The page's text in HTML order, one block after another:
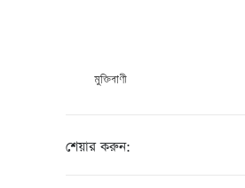
মুক্তিবাণী
শেয়ার করুন: